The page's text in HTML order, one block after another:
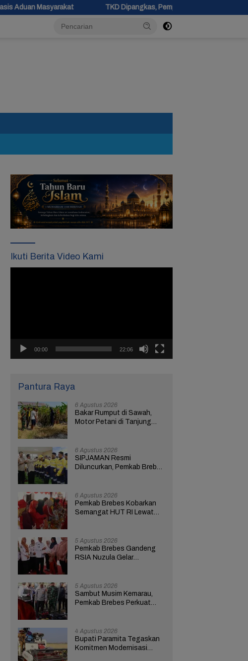
TKD Dipangkas, Pemprov Jateng Pastikan Tak Ada Kendala
Ikuti Berita Video Kami
00:00 22:06
Pantura Raya
6 Agustus 2026
Bakar Rumput di Sawah,
Motor Petani di Tanjung
6 Agustus 2026
SIPJAMAN Resmi
Diluncurkan, Pemkab Brebes
6 Agustus 2026
Pemkab Brebes Kobarkan
Semangat HUT RI Lewat
5 Agustus 2026
Pemkab Brebes Gandeng
RSIA Nuzula Gelar
5 Agustus 2026
Sambut Musim Kemarau,
Pemkab Brebes Perkuat
4 Agustus 2026
Bupati Paramita Tegaskan
Komitmen Modernisasi